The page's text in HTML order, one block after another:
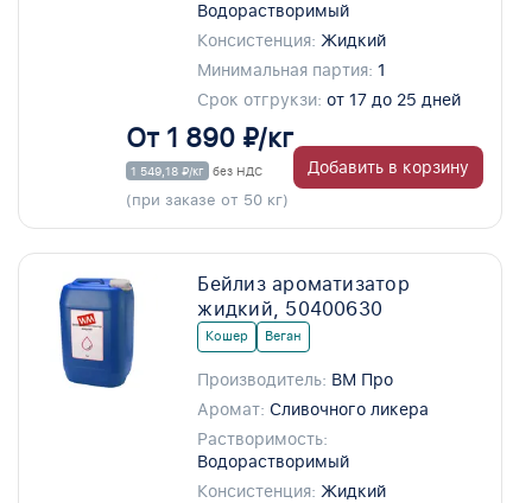
Водорастворимый
Консистенция: Жидкий
Минимальная партия: 1
Срок отгрукзи: от 17 до 25 дней
От 1 890 ₽/кг
1 549,18 ₽/кг без НДС
(при заказе от 50 кг)
Добавить в корзину
Бейлиз ароматизатор
жидкий, 50400630
Кошер Веган
Производитель: ВМ Про
Аромат: Сливочного ликера
Растворимость:
Водорастворимый
Консистенция: Жидкий